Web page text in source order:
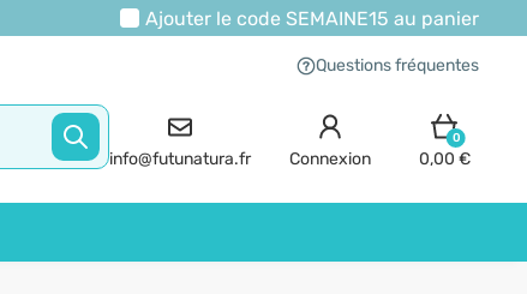
Ajouter le code SEMAINE15 au panier
Questions fréquentes
info@futunatura.fr Connexion
0
0,00 €